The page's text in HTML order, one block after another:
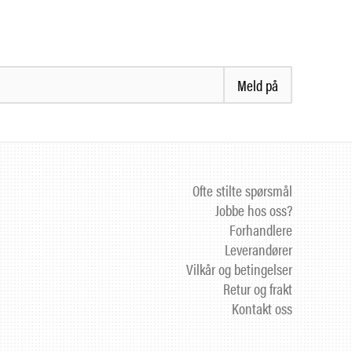
Meld på
Ofte stilte spørsmål
Jobbe hos oss?
Forhandlere
Leverandører
Vilkår og betingelser
Retur og frakt
Kontakt oss